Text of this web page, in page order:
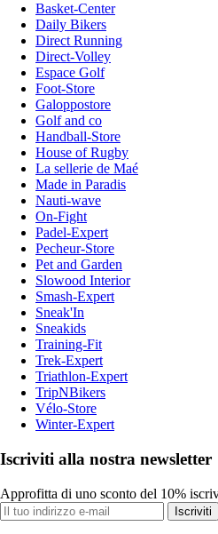
Basket-Center
Daily Bikers
Direct Running
Direct-Volley
Espace Golf
Foot-Store
Galoppostore
Golf and co
Handball-Store
House of Rugby
La sellerie de Maé
Made in Paradis
Nauti-wave
On-Fight
Padel-Expert
Pecheur-Store
Pet and Garden
Slowood Interior
Smash-Expert
Sneak'In
Sneakids
Training-Fit
Trek-Expert
Triathlon-Expert
TripNBikers
Vélo-Store
Winter-Expert
Iscriviti alla nostra newsletter
Approfitta di uno sconto del 10%
Iscriviti